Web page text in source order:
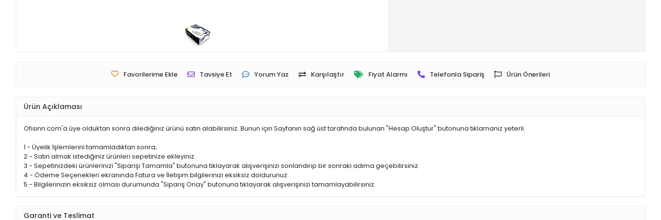
Favorilerime Ekle Tavsiye Et Yorum Yaz Karşılaştır Fiyat Alarmı Telefonla Sipariş Ürün Önerileri
Ürün Açıklaması
Ofisinn.com'a üye olduktan sonra dilediğiniz ürünü satın alabilirsiniz. Bunun için Sayfanın sağ üst tarafında bulunan "Hesap Oluştur" butonuna tıklamanız yeterli.
1 - Üyelik İşlemlerini tamamladıktan sonra;
2 - Satın almak istediğiniz ürünleri sepetinize ekleyiniz.
3 - Sepetinizdeki ürünlerinizi "Siparişi Tamamla" butonuna tıklayarak alışverişinizi sonlandırıp bir sonraki adıma geçebilirsiniz.
4 - Ödeme Seçenekleri ekranında Fatura ve İletişim bilgilerinizi eksiksiz doldurunuz.
5 - Bilgilerinizin eksiksiz olması durumunda "Sipariş Onay" butonuna tıklayarak alışverişinizi tamamlayabilirsiniz.
Garanti ve Teslimat